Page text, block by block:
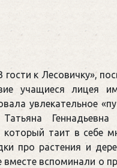
к Лесовичку»,
учащиеся лицея
увлекательное
таит в себе
про растения и
вспоминали о